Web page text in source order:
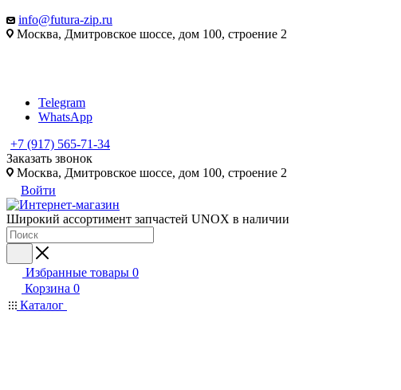
info@futura-zip.ru
Москва, Дмитровское шоссе, дом 100, строение 2
Telegram
WhatsApp
+7 (917) 565-71-34
Заказать звонок
Москва, Дмитровское шоссе, дом 100, строение 2
Войти
Широкий ассортимент запчастей UNOX в наличии
Избранные товары 0
Корзина 0
Каталог